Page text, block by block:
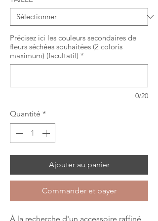
Précisez ici les couleurs secondaires de
fleurs séchées souhaitées (2 coloris
maximum) (facultatif) *
0/20
Quantité *
Ajouter au panier
Commander et payer
À la recherche d'un accessoire raffiné